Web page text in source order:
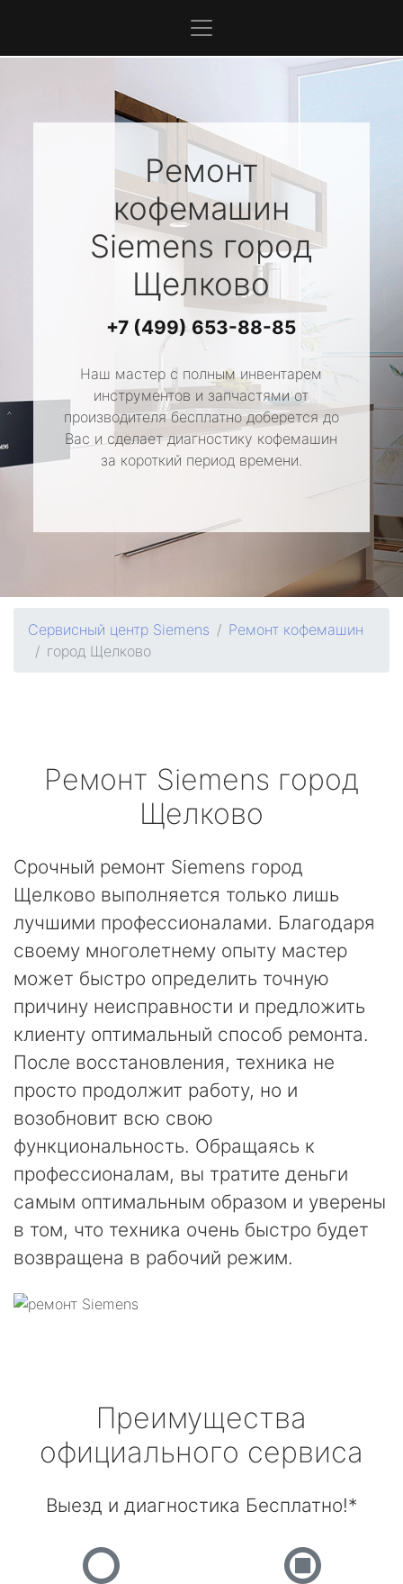
Ремонт
кофемашин
Siemens город
Щелково
+7 (499) 653-88-85
Наш мастер с полным инвентарем
инструментов и запчастями от
производителя бесплатно доберется до
Вас и сделает диагностику кофемашин
за короткий период времени.
Сервисный центр Siemens
Ремонт кофемашин
город Щелково
Ремонт Siemens город
Щелково
Срочный ремонт Siemens город
Щелково выполняется только лишь
лучшими профессионалами. Благодаря
своему многолетнему опыту мастер
может быстро определить точную
причину неисправности и предложить
клиенту оптимальный способ ремонта.
После восстановления, техника не
просто продолжит работу, но и
возобновит всю свою
функциональность. Обращаясь к
профессионалам, вы тратите деньги
самым оптимальным образом и уверены
в том, что техника очень быстро будет
возвращена в рабочий режим.
Преимущества
официального сервиса
Выезд и диагностика Бесплатно!*